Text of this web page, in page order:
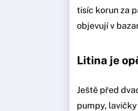
tisíc korun za
objevují v
Litina je
Ještě před
pumpy,